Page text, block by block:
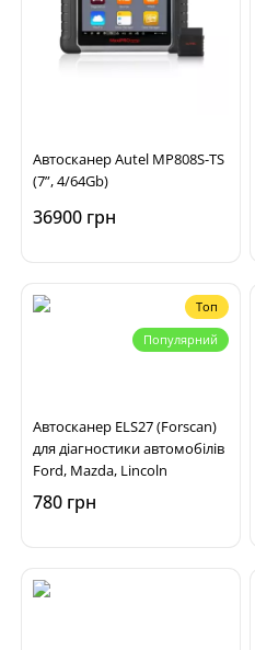
Автосканер Autel MP808S-TS
(7”, 4/64Gb)
36900 грн
Топ
Популярний
Автосканер ELS27 (Forscan)
для діагностики автомобілів
Ford, Mazda, Lincoln
780 грн